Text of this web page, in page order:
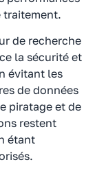
traitement.
de recherche
la sécurité et
évitant les
de données
piratage et de
restent
étant